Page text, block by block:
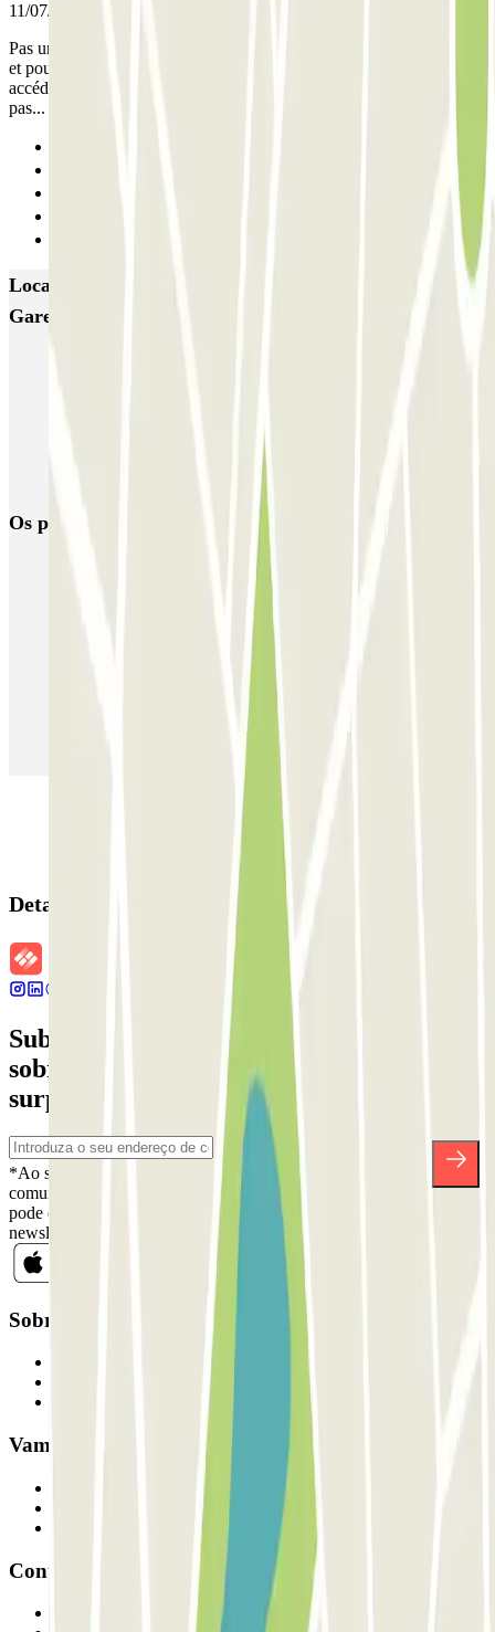
11/07/2025
Pas une bonne expérience avec l'application. Le bouton pour entrer
et pour sortir n'a pas fonctionné. J'ai dû aller dans mes emails pour y
accéder. En plus, la possibilité d'entrer 30 min avant ne fonctionnait
pas...
Locais e eventos interessantes próximos de Painlevé -
Gare de Tourcoing Zenpark
Estacionamento perto do Grand'Place de Lille
Reservar parque de estacionamento em Aeroporto de Lille (LIL)
Os parques de estacionamento
Estacionamento em Lisboa
Estacionamento em Sevilha
Estacionamento em Aeroporto de Adolfo Suárez Madrid–Barajas
Detalhes da reserva
Subscreva a nossa newsletter e saiba mais
sobre descontos, sorteios e muitas outras
surpresas.
*Ao subscrever, aceita a nossa Política de Privacidade para receber
comunicações comerciais da Parclick. Sem qualquer obrigação,
pode cancelar a sua subscrição sempre que quiser na mesma
newsletter.
Sobre a Parclick
Os nossos parques de estacionamento
Vamos colaborar?
Fornecedor de estacionamento
Contacto